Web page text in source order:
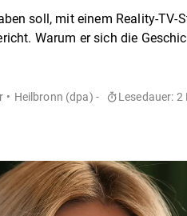
soll, mit einem Reality-TV-
Warum er sich die
Heilbronn (dpa) -
Lesedauer: 2